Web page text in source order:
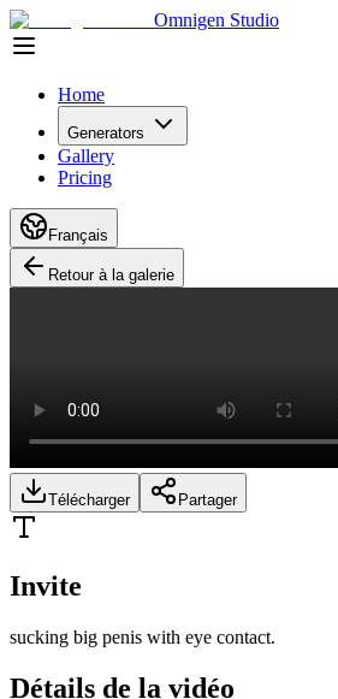
Omnigen Studio
Home
Generators
Gallery
Pricing
Français
Retour à la galerie
Télécharger Partager
Invite
sucking big penis with eye contact.
Détails de la vidéo